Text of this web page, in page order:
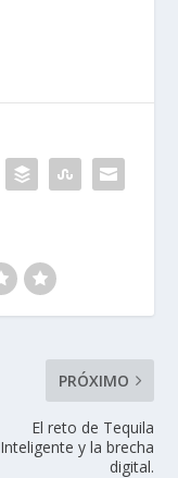
PRÓXIMO
El reto de Tequila
Inteligente y la brecha
digital.